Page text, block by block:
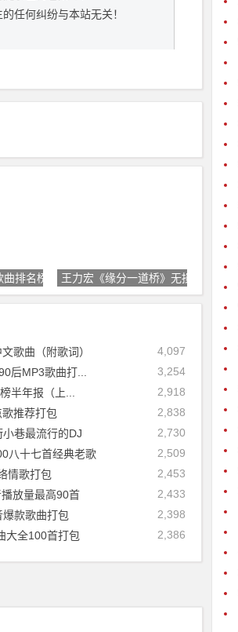
任何纠纷与本站无关！
排名榜单打包下王力宏《缘分一道桥》无损音质，
4,097
歌曲（附歌词）
3,254
后MP3歌曲打...
2,918
半年报（上...
2,838
推荐打包
2,730
巷最流行的DJ
2,509
八十七首经典老歌
2,453
情歌打包
2,433
放量最高90首
2,398
款歌曲打包
2,386
大全100首打包